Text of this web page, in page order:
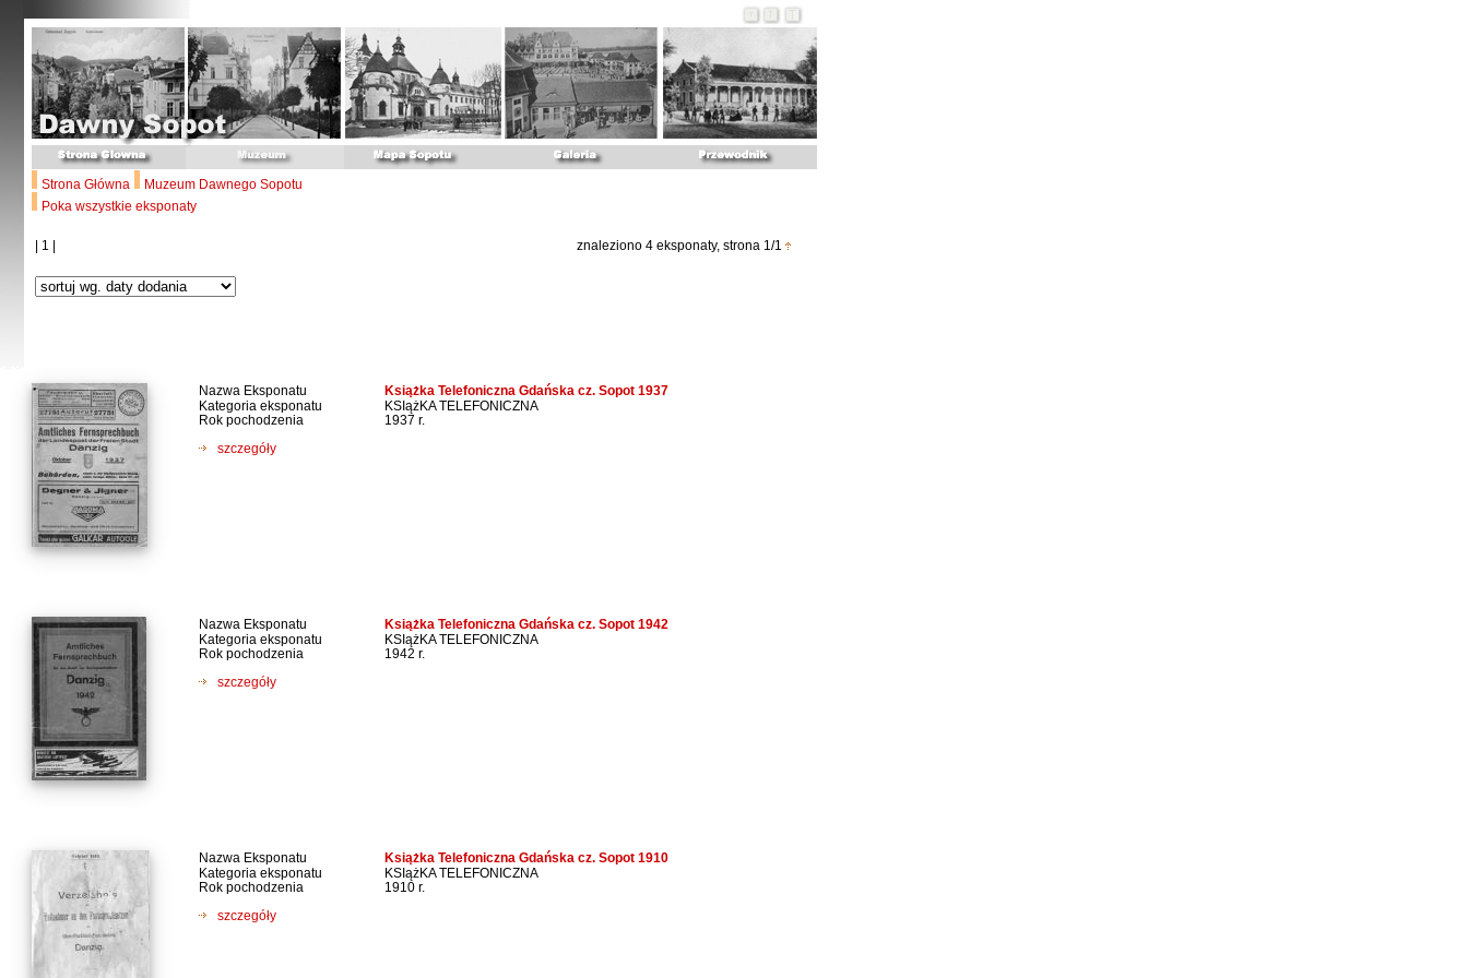
Strona Główna
Muzeum Dawnego Sopotu
Poka wszystkie eksponaty
| 1 | znaleziono 4 eksponaty, strona 1/1
Nazwa Eksponatu Książka Telefoniczna Gdańska cz. Sopot 1937
Kategoria eksponatu
KSIążKA TELEFONICZNA
Rok pochodzenia
1937 r.
szczegóły
Nazwa Eksponatu Książka Telefoniczna Gdańska cz. Sopot 1942
Kategoria eksponatu
KSIążKA TELEFONICZNA
Rok pochodzenia
1942 r.
szczegóły
Nazwa Eksponatu Książka Telefoniczna Gdańska cz. Sopot 1910
Kategoria eksponatu
KSIążKA TELEFONICZNA
Rok pochodzenia
1910 r.
szczegóły